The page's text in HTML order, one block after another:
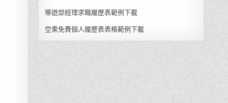
導遊部經理求職履歷表範例下載
空乘免費個人履歷表表格範例下載